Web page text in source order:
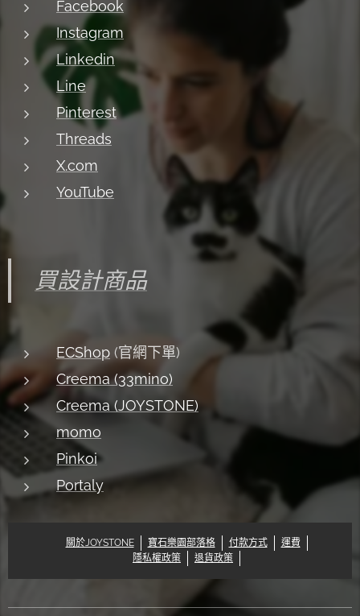
Facebook
Instagram
Linkedin
Line
Pinterest
Threads
X.com
YouTube
買設計商品
ECShop (官網下單)
Creema (33mino)
Creema (JOYSTONE)
momo
Pinkoi
Portaly
關於JOYSTONE 寶石樂園部落格 付款方式
運費
隱私權政策
退貨政策